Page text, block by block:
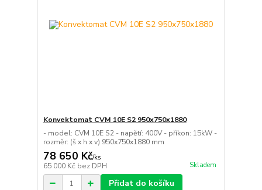
Konvektomat CVM 10E S2 950x750x1880
- model: CVM 10E S2 - napětí: 400V - příkon: 15kW -
rozměr: (š x h x v) 950x750x1880 mm
78 650 Kč/ks
65 000 Kč bez DPH Skladem
Přidat do košíku